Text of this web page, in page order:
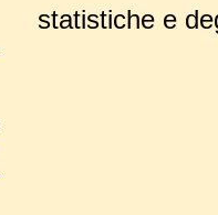
statistiche e